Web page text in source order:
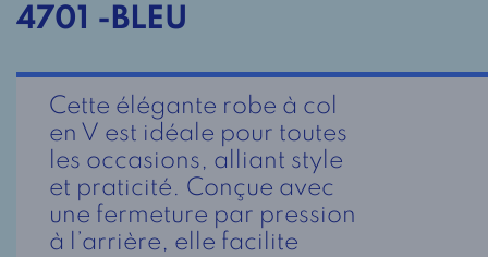
4701 -BLEU
Cette élégante robe à col
en V est idéale pour toutes
les occasions, alliant style
et praticité. Conçue avec
une fermeture par pression
à l’arrière, elle facilite